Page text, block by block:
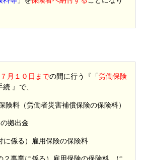
７月１０日までの間に行う『「労働保険
続 』で、
険料（労働者災害補償保険の保険料）
の拠出金
に係る）雇用保険の保険料